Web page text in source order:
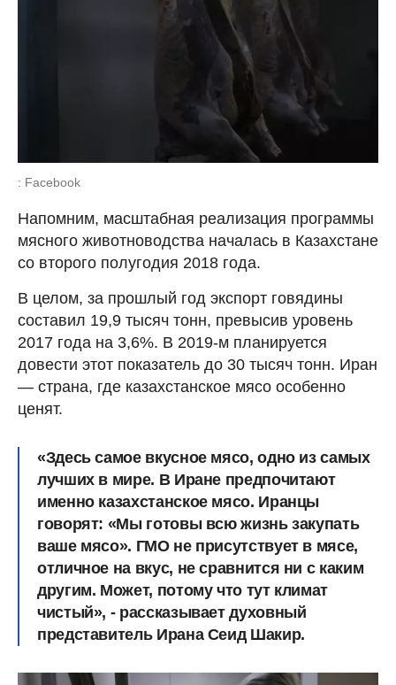
: Facebook
Напомним, масштабная реализация программы
мясного животноводства началась в Казахстане
со второго полугодия 2018 года.
В целом, за прошлый год экспорт говядины
составил 19,9 тысяч тонн, превысив уровень
2017 года на 3,6%. В 2019-м планируется
довести этот показатель до 30 тысяч тонн. Иран
— страна, где казахстанское мясо особенно
ценят.
«Здесь самое вкусное мясо, одно из самых
лучших в мире. В Иране предпочитают
именно казахстанское мясо. Иранцы
говорят: «Мы готовы всю жизнь закупать
ваше мясо». ГМО не присутствует в мясе,
отличное на вкус, не сравнится ни с каким
другим. Может, потому что тут климат
чистый», - рассказывает духовный
представитель Ирана Сеид Шакир.